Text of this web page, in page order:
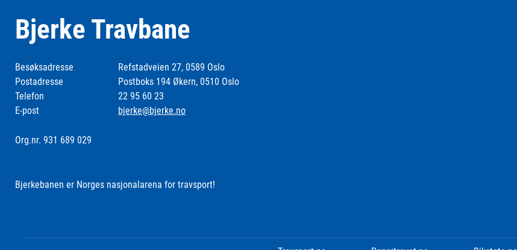
Bjerke Travbane
Besøksadresse
Refstadveien 27, 0589 Oslo
Postadresse
Postboks 194 Økern, 0510 Oslo
Telefon
22 95 60 23
E-post
bjerke@bjerke.no
Org.nr. 931 689 029
Bjerkebanen er Norges nasjonalarena for travsport!